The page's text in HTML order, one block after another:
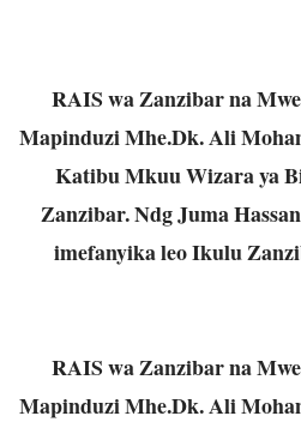
RAIS wa Zanzibar na
Mapinduzi Mhe.Dk. Ali
Katibu Mkuu Wizara ya
Zanzibar. Ndg Juma
imefanyika leo Ikulu
RAIS wa Zanzibar na
Mapinduzi Mhe.Dk. Ali